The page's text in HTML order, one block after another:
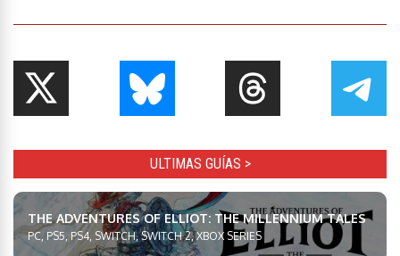
ULTIMAS GUÍAS >
THE ADVENTURES OF ELLIOT: THE MILLENNIUM TALES
PC, PS5, PS4, SWITCH, SWITCH 2, XBOX SERIES